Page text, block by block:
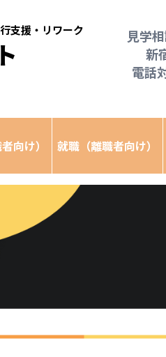
支援・リワーク
見学
新
電話
向け） 就職（離職者向け）